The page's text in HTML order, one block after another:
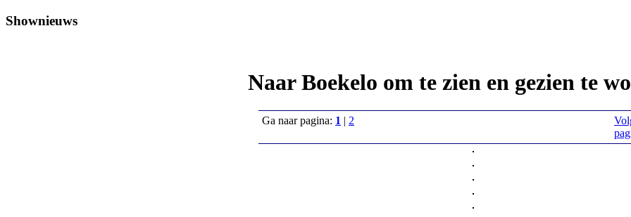
Shownieuws
Naar Boekelo om te zien en gezien te
Ga naar pagina: 1 | 2